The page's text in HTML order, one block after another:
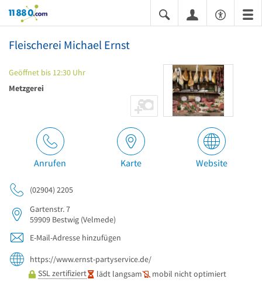
11880.com
Fleischerei Michael Ernst
Geöffnet bis 12:30 Uhr
Metzgerei
Anrufen Karte Website
(02904) 2205
Gartenstr. 7
59909 Bestwig (Velmede)
E-Mail-Adresse hinzufügen
https://www.ernst-partyservice.de/
SSL zertifiziert
lädt langsam mobil nicht optimiert